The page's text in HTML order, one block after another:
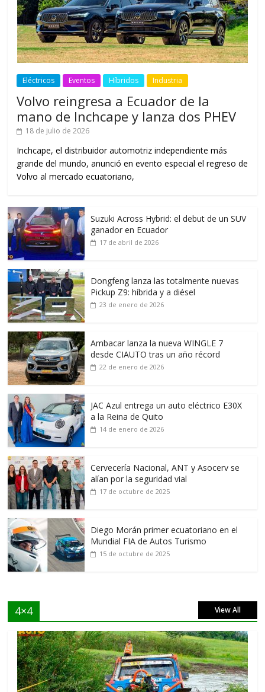
Eléctricos Eventos Híbridos Industria
Volvo reingresa a Ecuador de la
mano de Inchcape y lanza dos PHEV
18 de julio de 2026
Inchcape, el distribuidor automotriz independiente más
grande del mundo, anunció en evento especial el regreso de
Volvo al mercado ecuatoriano,
Suzuki Across Hybrid: el debut de un SUV
ganador en Ecuador
17 de abril de 2026
Dongfeng lanza las totalmente nuevas
Pickup Z9: híbrida y a diésel
23 de enero de 2026
Ambacar lanza la nueva WINGLE 7
desde CIAUTO tras un año récord
22 de enero de 2026
JAC Azul entrega un auto eléctrico E30X
a la Reina de Quito
14 de enero de 2026
Cervecería Nacional, ANT y Asocerv se
alían por la seguridad vial
17 de octubre de 2025
Diego Morán primer ecuatoriano en el
Mundial FIA de Autos Turismo
15 de octubre de 2025
4×4 View All